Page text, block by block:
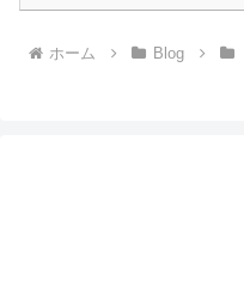
ホーム Blog